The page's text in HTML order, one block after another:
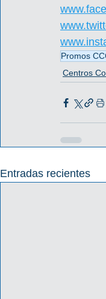
Promos
Centros
Entradas recientes